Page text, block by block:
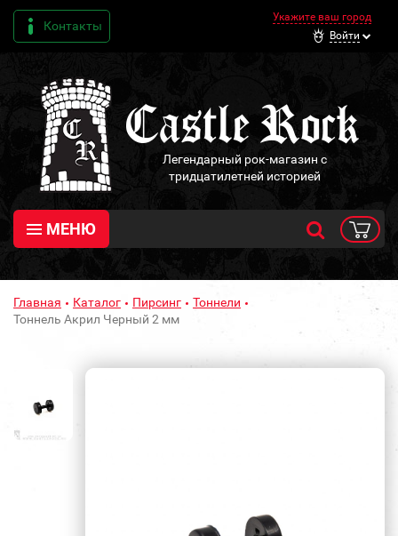
Контакты
Укажите ваш город
Войти
Легендарный рок-магазин с
тридцатилетней историей
МЕНЮ
Главная Каталог Пирсинг
Тоннели
Тоннель Акрил Черный 2 мм